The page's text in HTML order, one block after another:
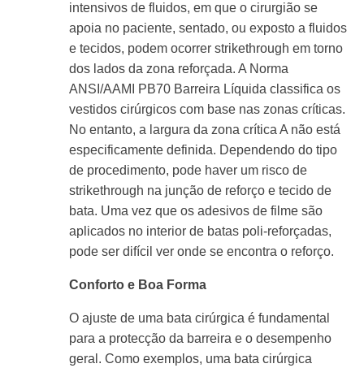
intensivos de fluidos, em que o cirurgião se
apoia no paciente, sentado, ou exposto a fluidos
e tecidos, podem ocorrer strikethrough em torno
dos lados da zona reforçada. A Norma
ANSI/AAMI PB70 Barreira Líquida classifica os
vestidos cirúrgicos com base nas zonas críticas.
No entanto, a largura da zona crítica A não está
especificamente definida. Dependendo do tipo
de procedimento, pode haver um risco de
strikethrough na junção de reforço e tecido de
bata. Uma vez que os adesivos de filme são
aplicados no interior de batas poli-reforçadas,
pode ser difícil ver onde se encontra o reforço.
Conforto e Boa Forma
O ajuste de uma bata cirúrgica é fundamental
para a protecção da barreira e o desempenho
geral. Como exemplos, uma bata cirúrgica